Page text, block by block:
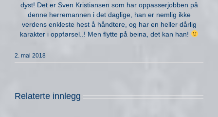
dyst! Det er Sven Kristiansen som har oppasserjobben på
denne herremannen i det daglige, han er nemlig ikke
verdens enkleste hest å håndtere, og har en heller dårlig
karakter i oppførsel..! Men flytte på beina, det kan han!
2. mai 2018
Relaterte innlegg